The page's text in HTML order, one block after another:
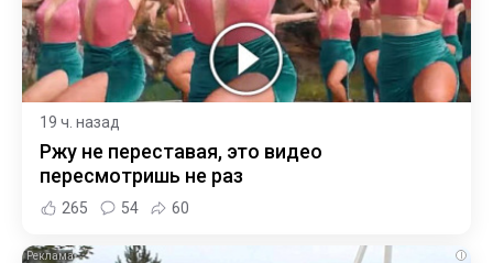
19 ч. назад
Ржу не переставая, это видео
пересмотришь не раз
265 54 60
i